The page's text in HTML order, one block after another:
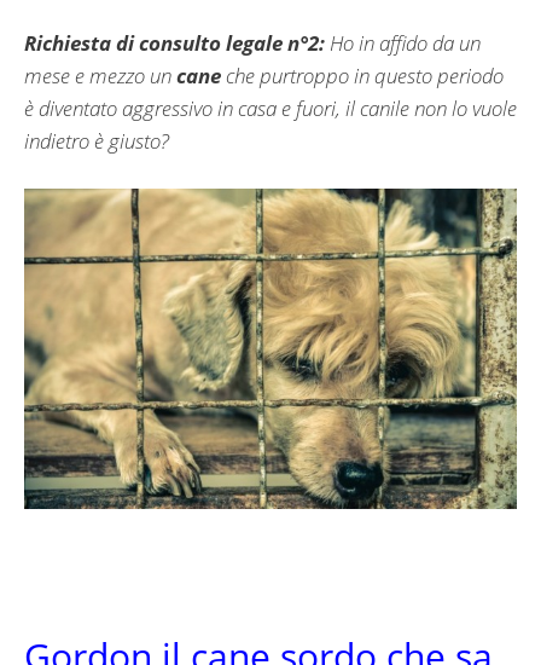
Richiesta di consulto legale n°2: Ho in affido da un
mese e mezzo uncaneche purtroppo in questo periodo
è diventato aggressivo in casa e fuori, il canile non lo vuole
indietro è giusto?